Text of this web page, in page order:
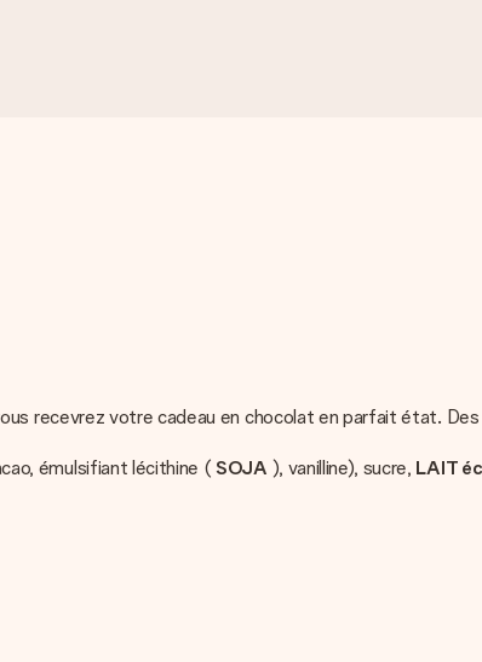
recevrez votre cadeau en chocolat en parfait état.
émulsifiant lécithine (SOJA ), vanilline), sucre, LAIT